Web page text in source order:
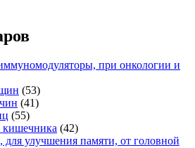
при онкологии и
(53)
(41)
(55)
кишечника (42)
для улучшения памяти, от головной